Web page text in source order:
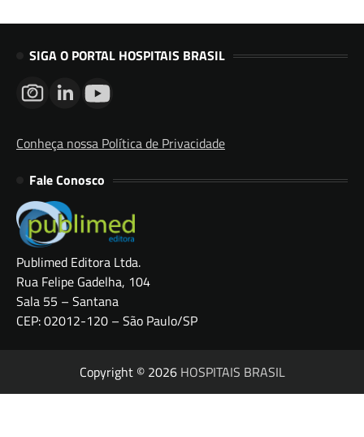
SIGA O PORTAL HOSPITAIS BRASIL
Conheça nossa Política de Privacidade
Fale Conosco
Publimed Editora Ltda.
Rua Felipe Gadelha, 104
Sala 55 – Santana
CEP: 02012-120 – São Paulo/SP
Copyright © 2026 HOSPITAIS BRASIL